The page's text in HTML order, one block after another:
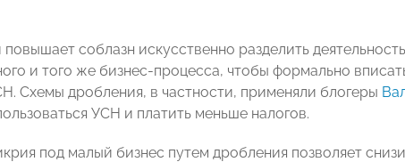
соблазн искусственно разделить
и того же бизнес-процесса, чтобы формально
Схемы дробления, в частности, применяли блогеры
УСН и платить меньше налогов.
под малый бизнес путем дробления позволяет